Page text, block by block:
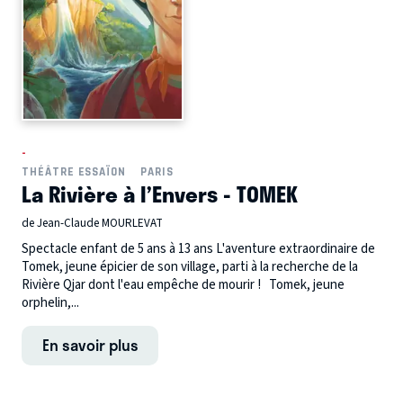
-
THÉÂTRE ESSAÏON
PARIS
La Rivière à l’Envers - TOMEK
de Jean-Claude MOURLEVAT
Spectacle enfant de 5 ans à 13 ans L'aventure extraordinaire de
Tomek, jeune épicier de son village, parti à la recherche de la
Rivière Qjar dont l'eau empêche de mourir ! Tomek, jeune
orphelin,...
En savoir plus